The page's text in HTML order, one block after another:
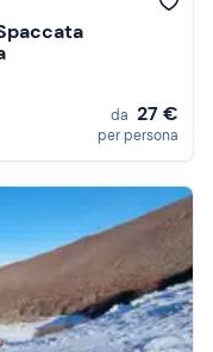
da 27 €
per persona